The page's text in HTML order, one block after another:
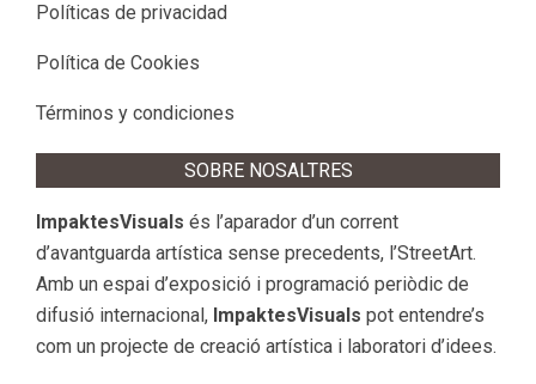
Políticas de privacidad
Política de Cookies
Términos y condiciones
SOBRE NOSALTRES
ImpaktesVisuals és l’aparador d’un corrent
d’avantguarda artística sense precedents, l’StreetArt.
Amb un espai d’exposició i programació periòdic de
difusió internacional, ImpaktesVisuals pot entendre’s
com un projecte de creació artística i laboratori d’idees.